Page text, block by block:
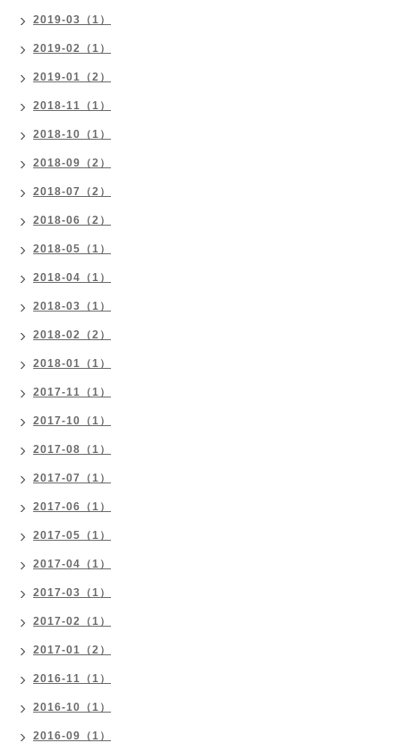
2019-03（1）
2019-02（1）
2019-01（2）
2018-11（1）
2018-10（1）
2018-09（2）
2018-07（2）
2018-06（2）
2018-05（1）
2018-04（1）
2018-03（1）
2018-02（2）
2018-01（1）
2017-11（1）
2017-10（1）
2017-08（1）
2017-07（1）
2017-06（1）
2017-05（1）
2017-04（1）
2017-03（1）
2017-02（1）
2017-01（2）
2016-11（1）
2016-10（1）
2016-09（1）